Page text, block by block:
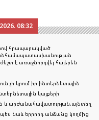
08:32
հրապարակված
անհամապատասխանության
է առաջնորդվել հայերեն
չի կրում իր ինտերնետային
կայքերի
և արժանահավատության,այնտեղ
նաև երրորդ անձանց կողմից